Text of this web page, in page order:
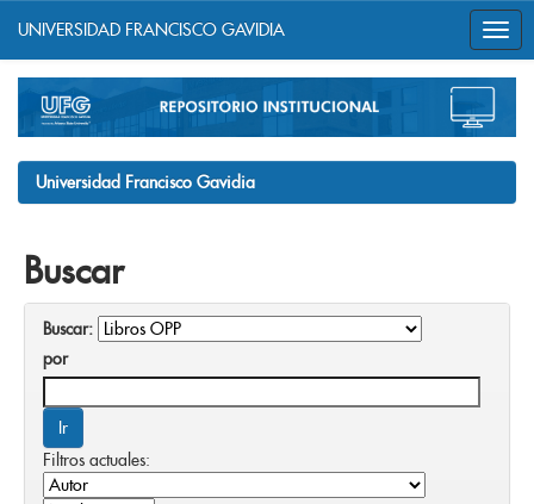
navigation
UNIVERSIDAD FRANCISCO GAVIDIA
Universidad Francisco Gavidia
Buscar
Buscar:
por
Filtros actuales: